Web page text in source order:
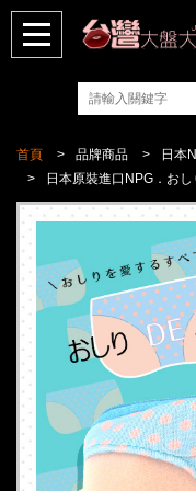
首頁 品牌商品
日本
日本原裝進口NPG．お